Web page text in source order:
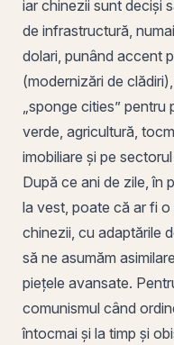
iar chinezii sunt deciși
de infrastructură,
dolari, punând accent
(modernizări de
„sponge cities”
verde, agricultură,
imobiliare și pe
După ce ani de zile, în
la vest, poate că ar fi
chinezii, cu adaptările
să ne asumăm
piețele avansate.
comunismul când
întocmai și la timp și